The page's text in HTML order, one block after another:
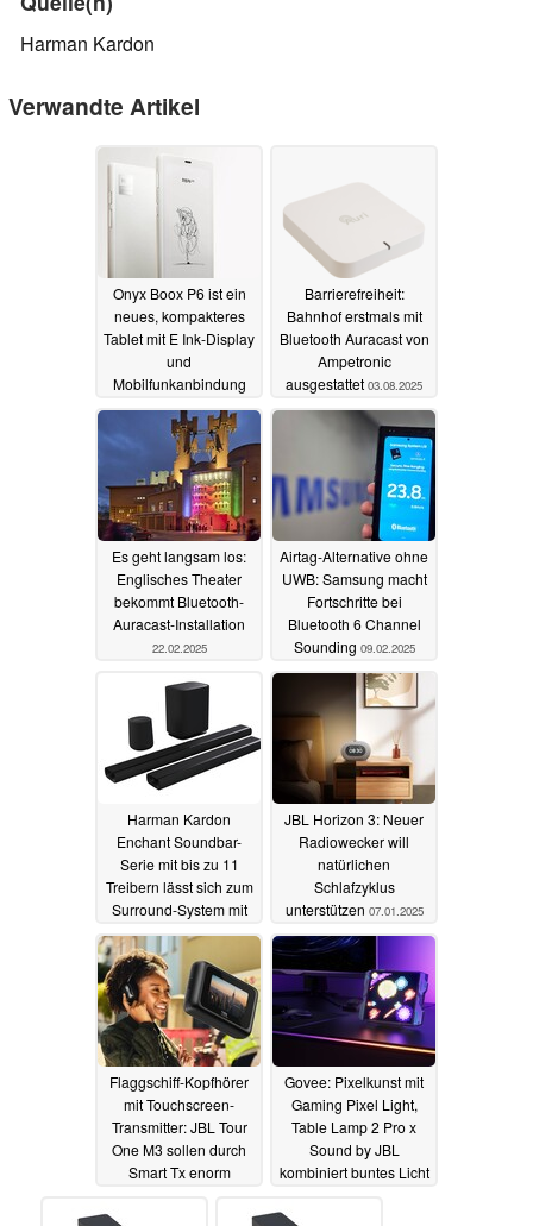
Harman Kardon
Verwandte Artikel
Onyx Boox P6 ist ein
neues, kompakteres
Tablet mit E Ink-Display
und
Mobilfunkanbindung
09.10.2025
Barrierefreiheit:
Bahnhof erstmals mit
Bluetooth Auracast von
Ampetronic
ausgestattet 03.08.2025
Es geht langsam los:
Englisches Theater
bekommt Bluetooth-
Auracast-Installation
22.02.2025
Airtag-Alternative ohne
UWB: Samsung macht
Fortschritte bei
Bluetooth 6 Channel
Sounding 09.02.2025
Harman Kardon
Enchant Soundbar-
Serie mit bis zu 11
Treibern lässt sich zum
Surround-System mit
Subwoofer ausbauen
07.01.2025
JBL Horizon 3: Neuer
Radiowecker will
natürlichen
Schlafzyklus
unterstützen 07.01.2025
Flaggschiff-Kopfhörer
mit Touchscreen-
Transmitter: JBL Tour
One M3 sollen durch
Smart Tx enorm
Govee: Pixelkunst mit
Gaming Pixel Light,
Table Lamp 2 Pro x
Sound by JBL
kombiniert buntes Licht